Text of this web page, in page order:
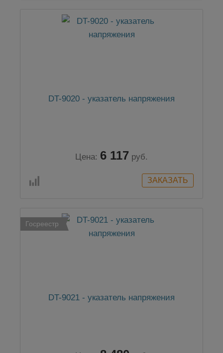
DT-9020 - указатель напряжения
Цена: 6 117 руб.
Госреестр
DT-9021 - указатель напряжения